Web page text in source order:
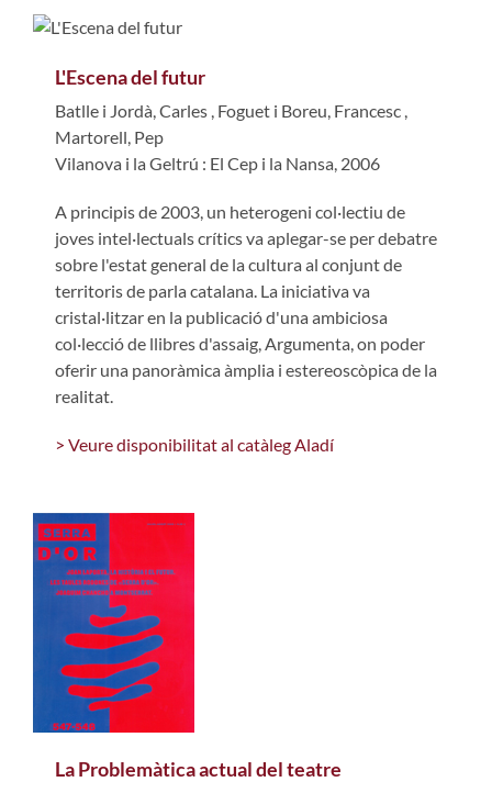
L'Escena del futur
Batlle i Jordà, Carles , Foguet i Boreu, Francesc ,
Martorell, Pep
Vilanova i la Geltrú : El Cep i la Nansa, 2006
A principis de 2003, un heterogeni col·lectiu de
joves intel·lectuals crítics va aplegar-se per debatre
sobre l'estat general de la cultura al conjunt de
territoris de parla catalana. La iniciativa va
cristal·litzar en la publicació d'una ambiciosa
col·lecció de llibres d'assaig, Argumenta, on poder
oferir una panoràmica àmplia i estereoscòpica de la
realitat.
> Veure disponibilitat al catàleg Aladí
La Problemàtica actual del teatre